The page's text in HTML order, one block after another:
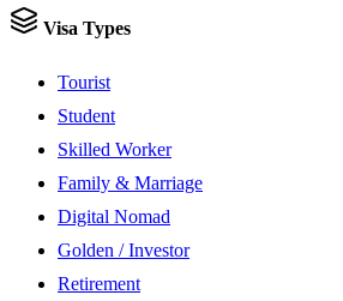
Visa Types
Tourist
Student
Skilled Worker
Family & Marriage
Digital Nomad
Golden / Investor
Retirement